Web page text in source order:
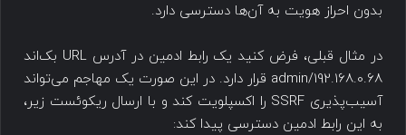
بدون احراز هویت به آن‌ها دسترسی دارد.
در مثال قبلی، فرض کنید یک رابط ادمین در آدرس URL بک‌اند
192.168.0.68/admin قرار دارد. در این صورت یک مهاجم می‌تواند
آسیب‌پذیری SSRF را اکسپلویت کند و با ارسال ریکوئست زیر،
به این رابط ادمین دسترسی پیدا کند: